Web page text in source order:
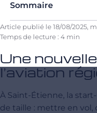
Sommaire
Article publié le18/08/2025,
Temps de lecture : 4 min
Une
l’aviation
À Saint-Étienne, la
de taille : mettre en vol,